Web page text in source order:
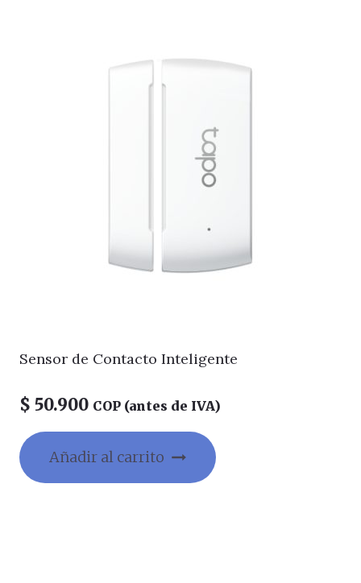
Sensor de Contacto Inteligente
$ 50.900 COP (antes de IVA)
Añadir al carrito